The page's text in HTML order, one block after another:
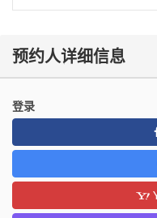
预约人详细信息
登录